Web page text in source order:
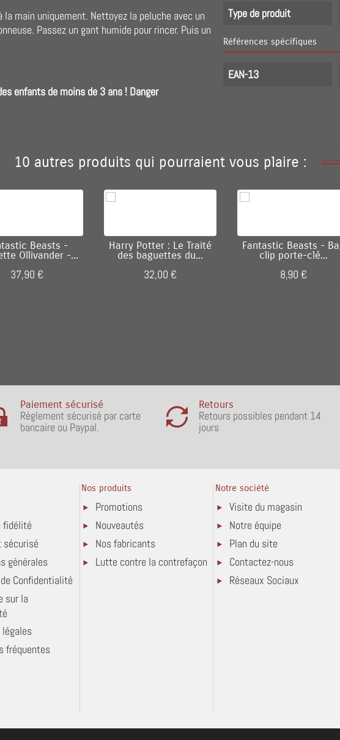
main uniquement. Nettoyez la peluche avec un
Passez un gant humide pour rincer. Puis un
enfants de moins de 3 ans ! Danger
Type de produit
Références spécifiques
EAN-13
10 autres produits qui pourraient vous plaire :
Beasts -
Ollivander -...
37,90 €
Harry Potter : Le Traité
des baguettes du...
32,00 €
Fantastic Beasts -
clip porte-clé...
8,90 €
Paiement sécurisé
Règlement sécurisé par carte
bancaire ou Paypal.
Retours
Retours possibles pendant 14
jours
fidélité
sécurisé
générales
Confidentialité
sur la
fréquentes
Nos produits
Promotions
Nouveautés
Nos fabricants
Lutte contre la contrefaçon
Notre société
Visite du magasin
Notre équipe
Plan du site
Contactez-nous
Réseaux Sociaux